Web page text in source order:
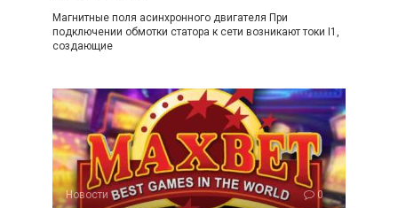
Магнитные поля асинхронного двигателя При
подключении обмотки статора к сети возникают токи I1,
создающие
Новости 0